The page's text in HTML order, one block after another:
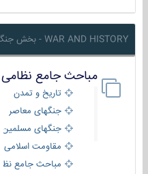
WAR AND HISTORY - بخش جنگ و تاریخ
مباحث جامع نظامی
تاریخ و تمدن
جنگهای معاصر
جنگهای مسلمین
مقاومت اسلامی
مباحث جامع نظامی